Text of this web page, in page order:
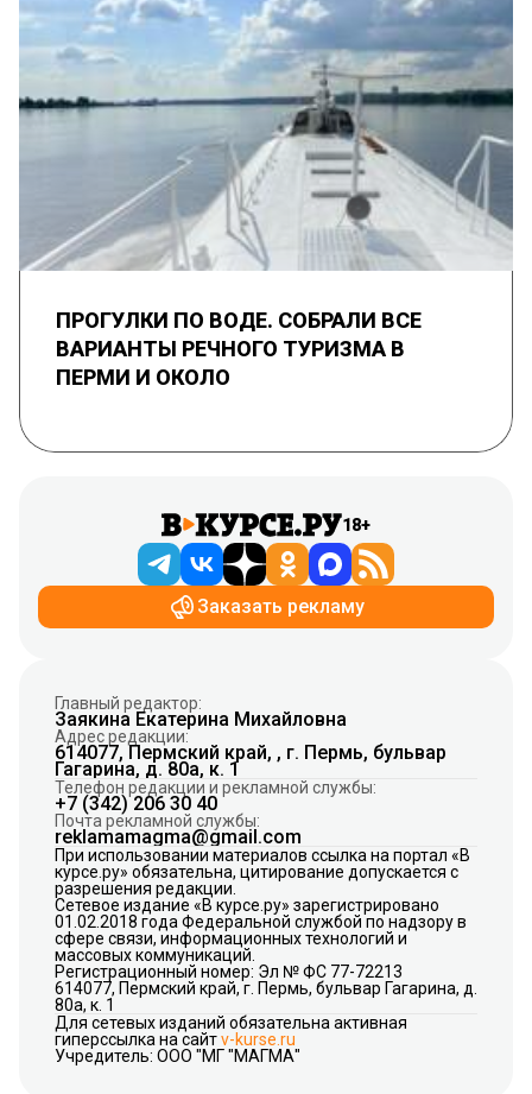
ПРОГУЛКИ ПО ВОДЕ. СОБРАЛИ ВСЕ
ВАРИАНТЫ РЕЧНОГО ТУРИЗМА В
ПЕРМИ И ОКОЛО
18+
Заказать рекламу
Главный редактор:
Заякина Екатерина Михайловна
Адрес редакции:
614077, Пермский край, , г. Пермь, бульвар
Гагарина, д. 80а, к. 1
Телефон редакции и рекламной службы:
+7 (342) 206 30 40
Почта рекламной службы:
reklamamagma@gmail.com
При использовании материалов ссылка на портал «В
курсе.ру» обязательна, цитирование допускается с
разрешения редакции.
Сетевое издание «В курсе.ру» зарегистрировано
01.02.2018 года Федеральной службой по надзору в
сфере связи, информационных технологий и
массовых коммуникаций.
Регистрационный номер: Эл № ФС 77-72213
614077, Пермский край, г. Пермь, бульвар Гагарина, д.
80а, к. 1
Для сетевых изданий обязательна активная
гиперссылка на сайтv-kurse.ru
Учредитель: ООО "МГ "МАГМА"